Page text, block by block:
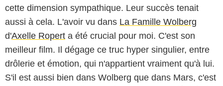
cette dimension sympathique. Leur succès tenait
aussi à cela. L'avoir vu dans La Famille Wolberg
d'Axelle Ropert a été crucial pour moi. C'est son
meilleur film. Il dégage ce truc hyper singulier, entre
drôlerie et émotion, qui n'appartient vraiment qu'à lui.
S'il est aussi bien dans Wolberg que dans Mars, c'est